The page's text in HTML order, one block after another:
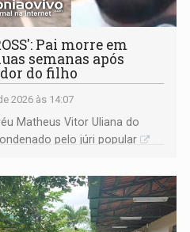
Pai morre em
semanas após
do filho
2026 às 14:07
Matheus Vitor Uliana do
pelo júri popular